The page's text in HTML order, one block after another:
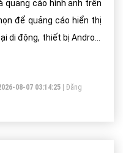
quảng cáo hình ảnh trên
để quảng cáo hiển thị
di động, thiết bị Android
08-07 03:14:25
Đăng